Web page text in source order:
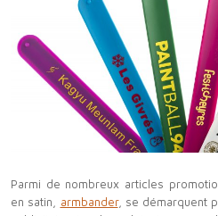
Parmi de nombreux articles
en satin, armbander, se démarquent